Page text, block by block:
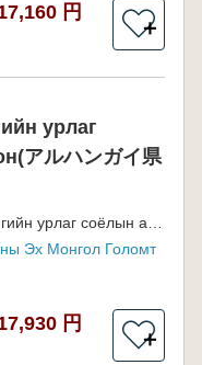
円
＋
урлаг
アルハンガイ県
Эх Монгол Голомт
円
＋